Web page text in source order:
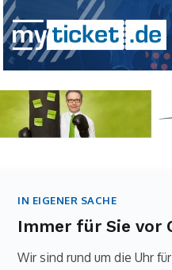
IN EIGENER SACHE
Immer für Sie vor
Wir sind rund um die Uhr